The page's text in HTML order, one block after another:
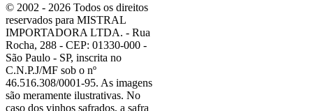
© 2002 - 2026 Todos os direitos
reservados para MISTRAL
IMPORTADORA LTDA. - Rua
Rocha, 288 - CEP: 01330-000 -
São Paulo - SP, inscrita no
C.N.P.J/MF sob o nº
46.516.308/0001-95. As imagens
são meramente ilustrativas. No
caso dos vinhos safrados, a safra